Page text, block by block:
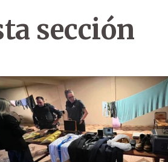
sección